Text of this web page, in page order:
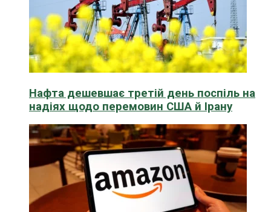
Нафта дешевшає третій день поспіль на
надіях щодо перемовин США й Ірану